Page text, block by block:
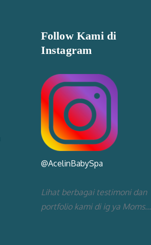
Follow Kami di
Instagram
@AcelinBabySpa
Lihat berbagai testimoni dan
portfolio kami di ig ya Moms...